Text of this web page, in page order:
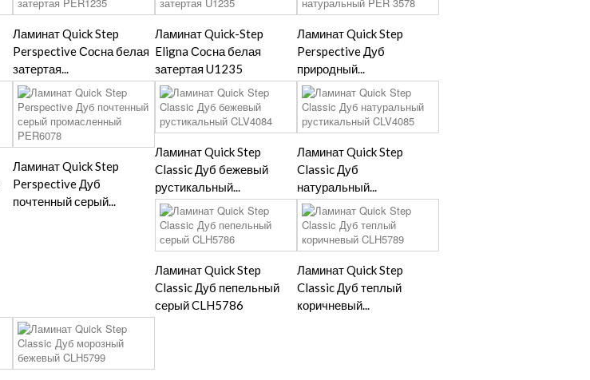
Ламинат Quick Step
Perspective Сосна белая
затертая...
Ламинат Quick-Step
Eligna Сосна белая
затертая U1235
Ламинат Quick Step
Perspective Дуб
природный...
Ламинат Quick Step
Perspective Дуб
почтенный серый...
Ламинат Quick Step
Classic Дуб бежевый
рустикальный...
Ламинат Quick Step
Classic Дуб
натуральный...
Ламинат Quick Step
Classic Дуб пепельный
серый CLH5786
Ламинат Quick Step
Classic Дуб теплый
коричневый...